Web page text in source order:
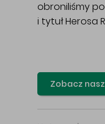
obroniliśmy
i tytuł Herosa
Zobacz